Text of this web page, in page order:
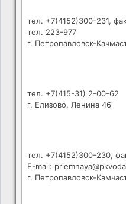
тел. +7(4152)300-231,
тел. 223-977
г. Петропавловск-
тел. +7(415-31) 2-00-62
г. Елизово, Ленина 46
тел. +7(4152)300-230,
E-mail:
г. Петропавловск-